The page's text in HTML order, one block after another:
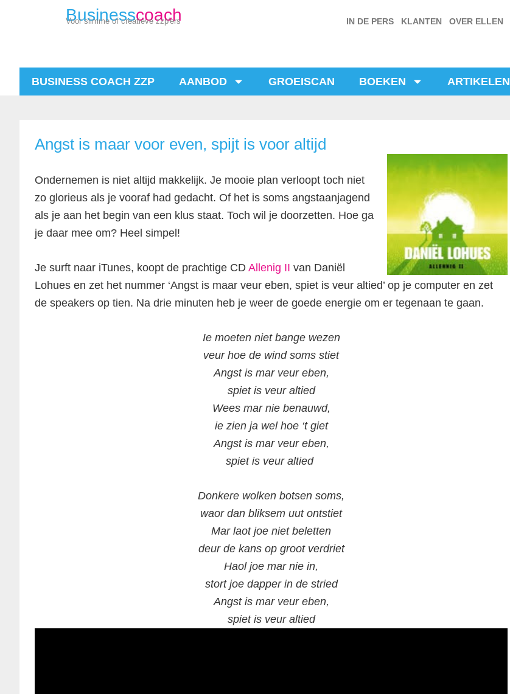
Businesscoach
Voor slimme of creatieve zzp'ers IN DE PERS KLANTEN OVER ELLEN
BUSINESS COACH ZZP AANBOD GROEISCAN BOEKEN ARTIKELEN
Angst is maar voor even, spijt is voor altijd
Ondernemen is niet altijd makkelijk. Je mooie plan verloopt toch niet
zo glorieus als je vooraf had gedacht. Of het is soms angstaanjagend
als je aan het begin van een klus staat. Toch wil je doorzetten. Hoe ga
je daar mee om? Heel simpel!
Je surft naar iTunes, koopt de prachtige CD Allenig II van Daniël
Lohues en zet het nummer ‘Angst is maar veur eben, spiet is veur altied’ op je computer en zet
de speakers op tien. Na drie minuten heb je weer de goede energie om er tegenaan te gaan.
Ie moeten niet bange wezen
veur hoe de wind soms stiet
Angst is mar veur eben,
spiet is veur altied
Wees mar nie benauwd,
ie zien ja wel hoe ‘t giet
Angst is mar veur eben,
spiet is veur altied
Donkere wolken botsen soms,
waor dan bliksem uut ontstiet
Mar laot joe niet beletten
deur de kans op groot verdriet
Haol joe mar nie in,
stort joe dapper in de stried
Angst is mar veur eben,
spiet is veur altied